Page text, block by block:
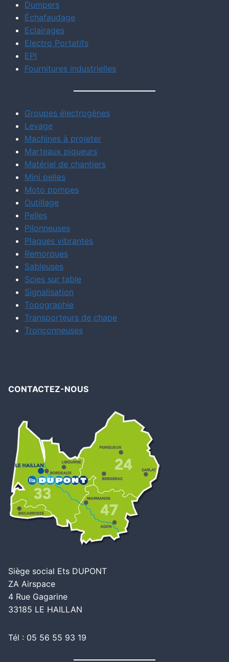
Dumpers
Échafaudage
Eclairages
Electro Portatifs
EPI
Fournitures industrielles
Groupes électrogènes
Levage
Machines à projeter
Marteaux piqueurs
Matériel de chantiers
Mini pelles
Moto pompes
Outillage
Pelles
Pilonneuses
Plaques vibrantes
Remorques
Sableuses
Scies sur table
Signalisation
Topographie
Transporteurs de chape
Tronçonneuses
CONTACTEZ-NOUS
Siège social Ets DUPONT
ZA Airspace
4 Rue Gagarine
33185 LE HAILLAN
Tél : 05 56 55 93 19